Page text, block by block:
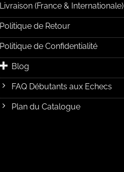
Livraison (France & Internationale)
Politique de Retour
Politique de Confidentialité
Blog
FAQ Débutants aux Echecs
Plan du Catalogue